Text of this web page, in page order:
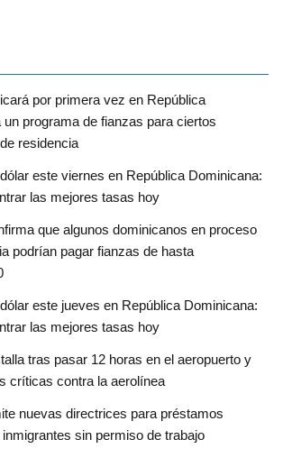
por primera vez en República
un programa de fianzas para ciertos
residencia
este viernes en República Dominicana:
las mejores tasas hoy
que algunos dominicanos en proceso
podrían pagar fianzas de hasta
este jueves en República Dominicana:
las mejores tasas hoy
tras pasar 12 horas en el aeropuerto y
críticas contra la aerolínea
nuevas directrices para préstamos
sin permiso de trabajo